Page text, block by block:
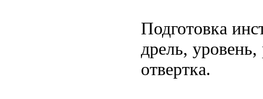
Подготовка
дрель,
отвертка.